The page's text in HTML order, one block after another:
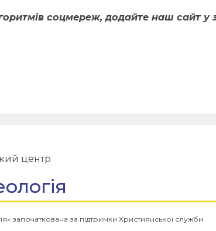
соцмереж, додайте наш сайт у
центр
започаткована за підтримки Християнської служби